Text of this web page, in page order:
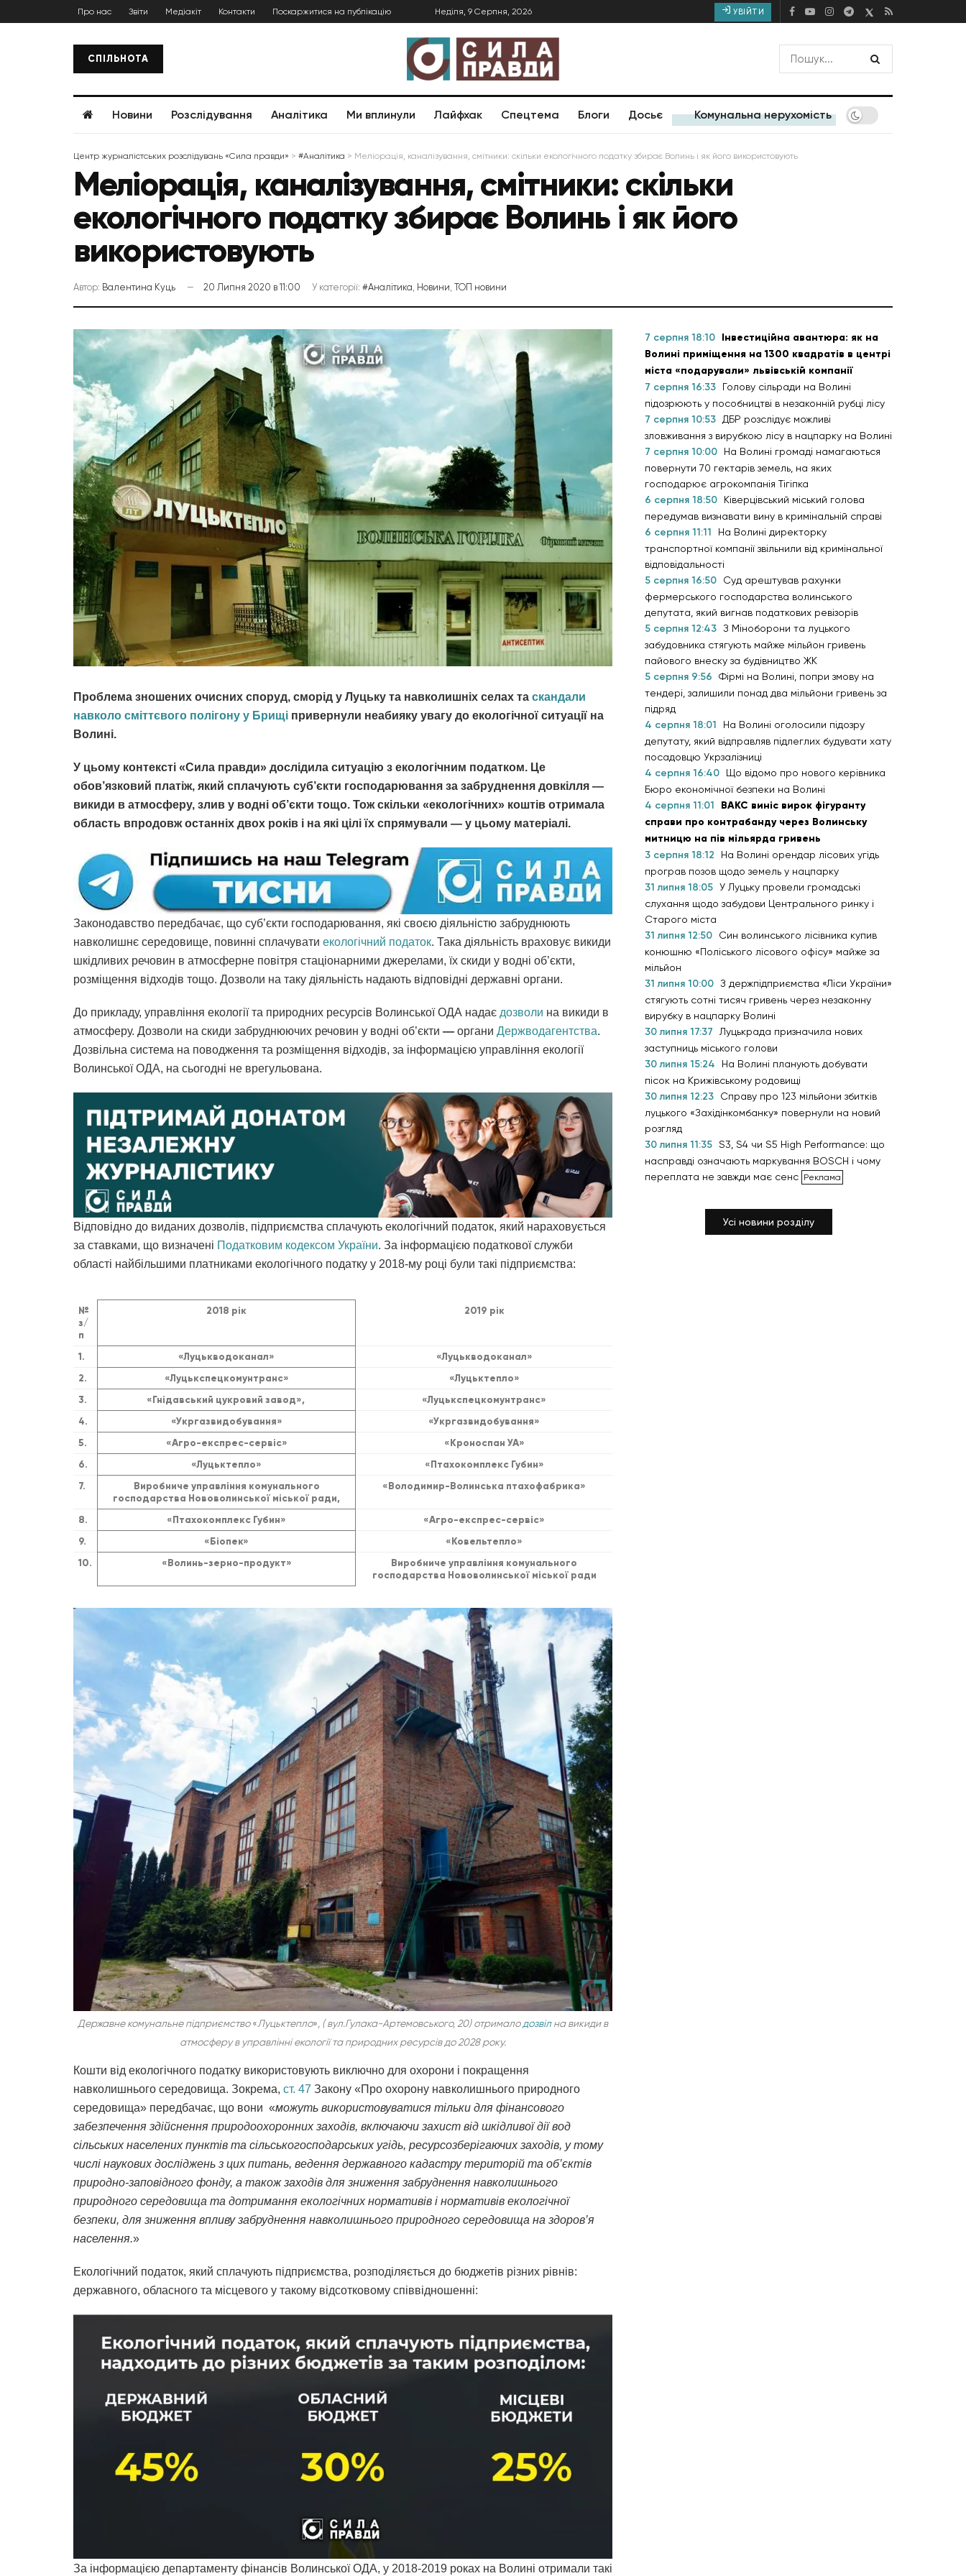
Про нас Звіти Медіакіт Контакти Поскаржитися на публікацію Неділя, 9 Серпня, 2026 УВІЙТИ
СПІЛЬНОТА
Новини Розслідування Аналітика Ми вплинули Лайфхак Спецтема Блоги Досьє Комунальна нерухомість
Центр журналістських розслідувань «Сила правди» > #Аналітика > Меліорація, каналізування, смітники: скільки екологічного податку збирає Волинь і як його використовують
Меліорація, каналізування, смітники: скільки
екологічного податку збирає Волинь і як його
використовують
Автор: Валентина Куць 20 Липня 2020 в 11:00 У категорії: #Аналітика, Новини, ТОП новини
Проблема зношених очисних споруд, сморід у Луцьку та навколишніх селах та скандали
навколо сміттєвого полігону у Брищі привернули неабияку увагу до екологічної ситуації на
Волині.
У цьому контексті «Сила правди» дослідила ситуацію з екологічним податком. Це
обов’язковий платіж, який сплачують суб’єкти господарювання за забруднення довкілля —
викиди в атмосферу, злив у водні об’єкти тощо. Тож скільки «екологічних» коштів отримала
область впродовж останніх двох років і на які цілі їх спрямували — у цьому матеріалі.
Законодавство передбачає, що суб’єкти господарювання, які своєю діяльністю забруднюють
навколишнє середовище, повинні сплачувати екологічний податок. Така діяльність враховує викиди
шкідливих речовин в атмосферне повітря стаціонарними джерелами, їх скиди у водні об’єкти,
розміщення відходів тощо. Дозволи на таку діяльність надають відповідні державні органи.
До прикладу, управління екології та природних ресурсів Волинської ОДА надає дозволи на викиди в
атмосферу. Дозволи на скиди забруднюючих речовин у водні об’єкти — органи Держводагентства.
Дозвільна система на поводження та розміщення відходів, за інформацією управління екології
Волинської ОДА, на сьогодні не врегульована.
Відповідно до виданих дозволів, підприємства сплачують екологічний податок, який нараховується
за ставками, що визначені Податковим кодексом України. За інформацією податкової служби
області найбільшими платниками екологічного податку у 2018-му році були такі підприємства:
№
з/
п
2018 рік 2019 рік
1. «Луцькводоканал»
«Луцькводоканал»
2.
«Луцькспецкомунтранс»
«Луцьктепло»
3.
«Гнідавський цукровий завод»,
«Луцькспецкомунтранс»
4.
«Укргазвидобування»
«Укргазвидобування»
5.
«Агро-експрес-сервіс»
«Кроноспан УА»
6.
«Луцьктепло»
«Птахокомплекс Губин»
7.
Виробниче управління комунального
господарства Нововолинської міської ради,
«Володимир-Волинська птахофабрика»
8. «Птахокомплекс Губин»
«Агро-експрес-сервіс»
9.
«Біопек»
«Ковельтепло»
10.
«Волинь-зерно-продукт»
Виробниче управління комунального
господарства Нововолинської міської ради
Державне комунальне підприємство«Луцьктепло» , ( вул.Гулака-Артемовського, 20) отрималодозвілна викиди в
атмосферу в управлінні екології та природних ресурсів до 2028 року.
Кошти від екологічного податку використовують виключно для охорони і покращення
навколишнього середовища. Зокрема, ст. 47 Закону «Про охорону навколишнього природного
середовища» передбачає, що вони «можуть використовуватися тільки для фінансового
забезпечення здійснення природоохоронних заходів, включаючи захист від шкідливої дії вод
сільських населених пунктів та сільськогосподарських угідь, ресурсозберігаючих заходів, у тому
числі наукових досліджень з цих питань, ведення державного кадастру територій та об’єктів
природно-заповідного фонду, а також заходів для зниження забруднення навколишнього
природного середовища та дотримання екологічних нормативів і нормативів екологічної
безпеки, для зниження впливу забруднення навколишнього природного середовища на здоров’я
населення.»
Екологічний податок, який сплачують підприємства, розподіляється до бюджетів різних рівнів:
державного, обласного та місцевого у такому відсотковому співвідношенні:
За інформацією департаменту фінансів Волинської ОДА, у 2018-2019 роках на Волині отримали такі
7 серпня 18:10 Інвестиційна авантюра: як на
Волині приміщення на 1300 квадратів в центрі
міста «подарували» львівській компанії
7 серпня 16:33
Голову сільради на Волині
підозрюють у пособництві в незаконній рубці лісу
7 серпня 10:53 ДБР розслідує можливі
зловживання з вирубкою лісу в нацпарку на Волині
7 серпня 10:00
На Волині громаді намагаються
повернути 70 гектарів земель, на яких
господарює агрокомпанія Тігіпка
6 серпня 18:50
Ківерцівський міський голова
передумав визнавати вину в кримінальній справі
6 серпня 11:11
На Волині директорку
транспортної компанії звільнили від кримінальної
відповідальності
5 серпня 16:50
Суд арештував рахунки
фермерського господарства волинського
депутата, який вигнав податкових ревізорів
5 серпня 12:43 З Міноборони та луцького
забудовника стягують майже мільйон гривень
пайового внеску за будівництво ЖК
5 серпня 9:56
Фірмі на Волині, попри змову на
тендері, залишили понад два мільйони гривень за
підряд
4 серпня 18:01
На Волині оголосили підозру
депутату, який відправляв підлеглих будувати хату
посадовцю Укрзалізниці
4 серпня 16:40
Що відомо про нового керівника
Бюро економічної безпеки на Волині
4 серпня 11:01
ВАКС виніс вирок фігуранту
справи про контрабанду через Волинську
митницю на пів мільярда гривень
3 серпня 18:12
На Волині орендар лісових угідь
програв позов щодо земель у нацпарку
31 липня 18:05 У Луцьку провели громадські
слухання щодо забудови Центрального ринку і
Старого міста
31 липня 12:50
Син волинського лісівника купив
конюшню «Поліського лісового офісу» майже за
мільйон
31 липня 10:00 З держпідприємства «Ліси України»
стягують сотні тисяч гривень через незаконну
вирубку в нацпарку Волині
30 липня 17:37
Луцькрада призначила нових
заступниць міського голови
30 липня 15:24
На Волині планують добувати
пісок на Крижівському родовищі
30 липня 12:23
Справу про 123 мільйони збитків
луцького «Західінкомбанку» повернули на новий
розгляд
30 липня 11:35 S3, S4 чи S5 High Performance: що
насправді означають маркування BOSCH і чому
переплата не завжди має сенс
Усі новини розділу